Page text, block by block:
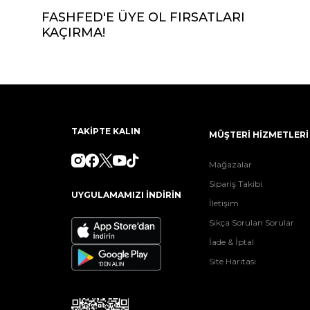
FASHFED'E ÜYE OL FIRSATLARI
KAÇIRMA!
TAKİPTE KALIN
UYGULAMAMIZI İNDİRİN
MÜŞTERİ HİZMETLERİ
Mağazalar
Sipariş Takibi
İletişim
Sıkça Sorulan Sorular
İade & İptal
Site Haritası